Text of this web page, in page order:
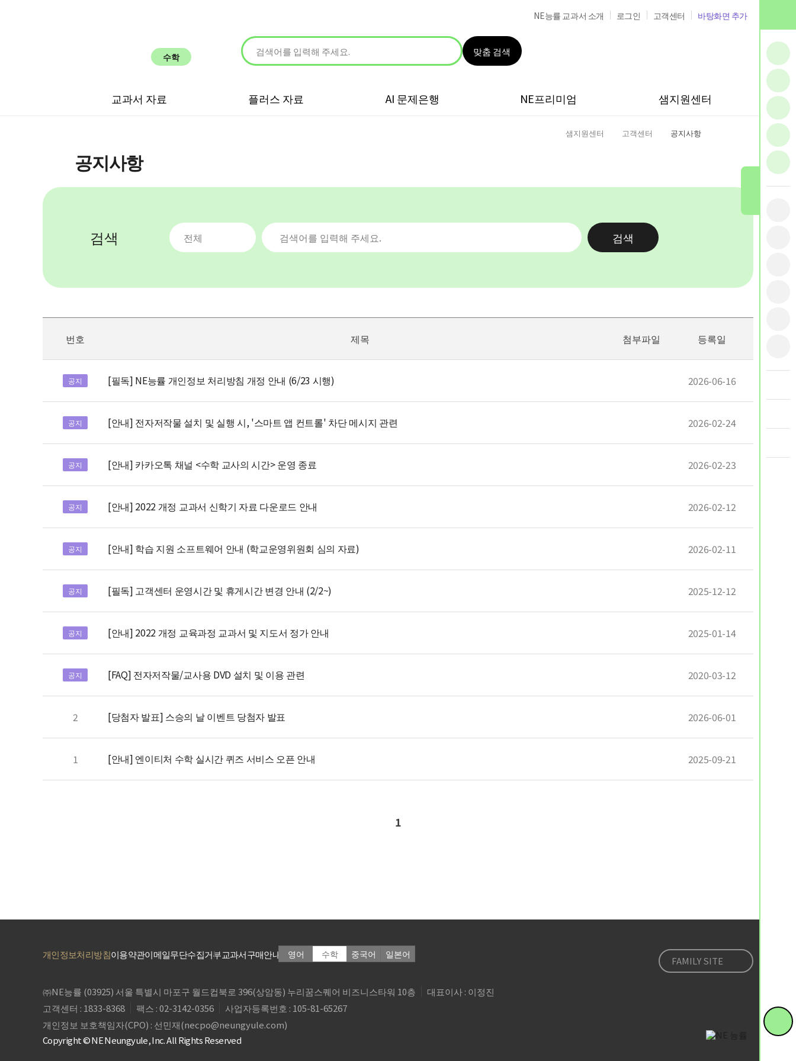
NE능률 교과서 소개 로그인 고객센터 바탕화면 추가
수학 맞춤 검색
교과서 자료 플러스 자료 AI 문제은행 NE프리미엄 샘지원센터
샘지원센터 고객센터 공지사항
공지사항
검색 전체 검색어를 입력해 주세요. 검색
번호 제목 첨부파일 등록일
공지 [필독] NE능률 개인정보 처리방침 개정 안내 (6/23 시행) 2026-06-16
공지 [안내] 전자저작물 설치 및 실행 시, '스마트 앱 컨트롤' 차단 메시지 관련 2026-02-24
공지 [안내] 카카오톡 채널 <수학 교사의 시간> 운영 종료 2026-02-23
공지 [안내] 2022 개정 교과서 신학기 자료 다운로드 안내 2026-02-12
공지 [안내] 학습 지원 소프트웨어 안내 (학교운영위원회 심의 자료) 2026-02-11
공지 [필독] 고객센터 운영시간 및 휴게시간 변경 안내 (2/2~) 2025-12-12
공지 [안내] 2022 개정 교육과정 교과서 및 지도서 정가 안내 2025-01-14
공지 [FAQ] 전자저작물/교사용 DVD 설치 및 이용 관련 2020-03-12
2 [당첨자 발표] 스승의 날 이벤트 당첨자 발표 2026-06-01
1 [안내] 엔이티처 수학 실시간 퀴즈 서비스 오픈 안내 2025-09-21
1
퀵
튼
숨
개인정보처리방침이용약관이메일무단수집거부교과서구매안내 영어 수학 중국어 일본어
FAMILY SITE
㈜NE능률 (03925) 서울 특별시 마포구 월드컵북로 396(상암동) 누리꿈스퀘어 비즈니스타워 10층
대표이사 : 이정진
고객센터 : 1833-8368
팩스 : 02-3142-0356
사업자등록번호 : 105-81-65267
개인정보 보호책임자(CPO) : 선민재(necpo@neungyule.com)
Copyright © NE Neungyule, Inc. All Rights Reserved